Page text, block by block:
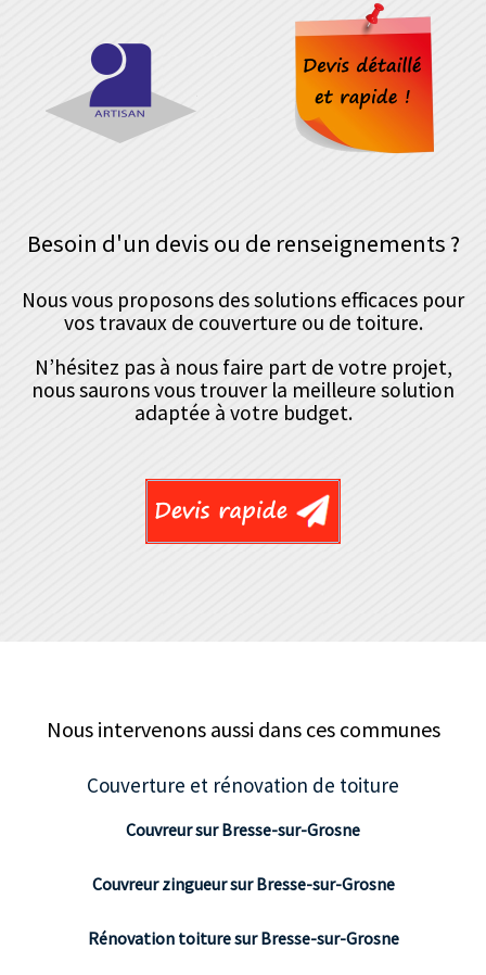
Besoin d'un devis ou de renseignements ?
Nous vous proposons des solutions efficaces pour
vos travaux de couverture ou de toiture.
N’hésitez pas à nous faire part de votre projet,
nous saurons vous trouver la meilleure solution
adaptée à votre budget.
Nous intervenons aussi dans ces communes
Couverture et rénovation de toiture
Couvreur sur Bresse-sur-Grosne
Couvreur zingueur sur Bresse-sur-Grosne
Rénovation toiture sur Bresse-sur-Grosne